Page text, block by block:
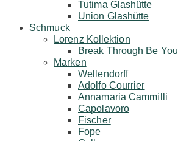
Tutima Glashütte
Union Glashütte
Schmuck
Lorenz Kollektion
Break Through Be You
Marken
Wellendorff
Adolfo Courrier
Annamaria Cammilli
Capolavoro
Fischer
Fope